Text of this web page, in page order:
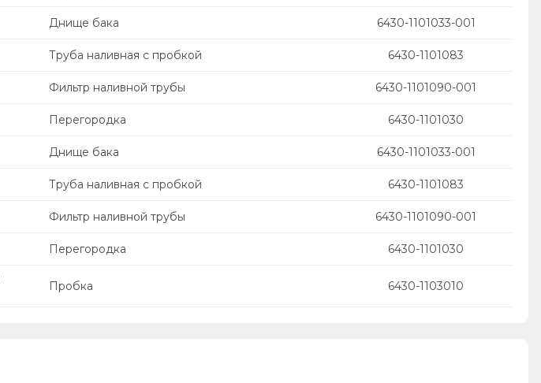
Днище бака 6430-1101033-001
Труба наливная с пробкой 6430-1101083
Фильтр наливной трубы 6430-1101090-001
Перегородка 6430-1101030
Днище бака 6430-1101033-001
Труба наливная с пробкой 6430-1101083
Фильтр наливной трубы 6430-1101090-001
Перегородка 6430-1101030
Пробка 6430-1103010